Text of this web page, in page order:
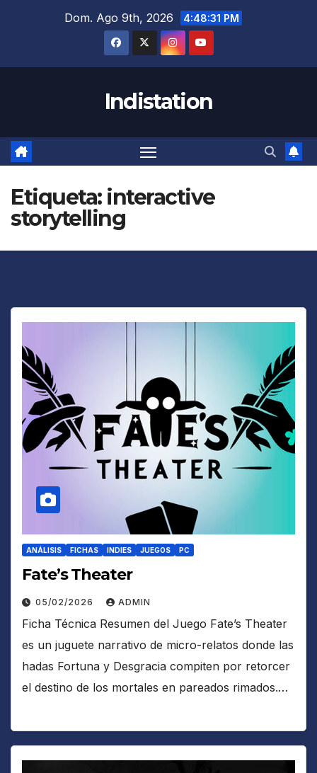
Dom. Ago 9th, 2026 4:48:31 PM
Indistation
Etiqueta: interactive
storytelling
ANÁLISIS FICHAS INDIES JUEGOS PC
Fate’s Theater
05/02/2026 ADMIN
Ficha Técnica Resumen del Juego Fate’s Theater
es un juguete narrativo de micro-relatos donde las
hadas Fortuna y Desgracia compiten por retorcer
el destino de los mortales en pareados rimados.…